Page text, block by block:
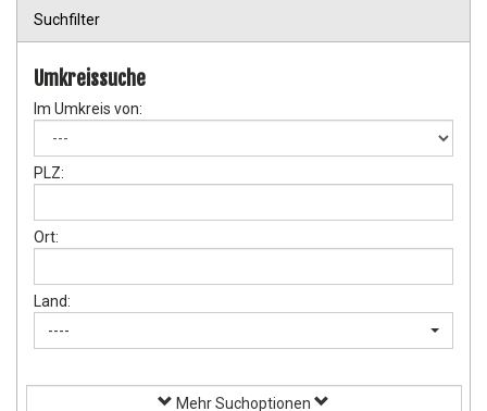
Suchfilter
Umkreissuche
Im Umkreis von:
PLZ:
Ort:
Land:
----
Mehr Suchoptionen